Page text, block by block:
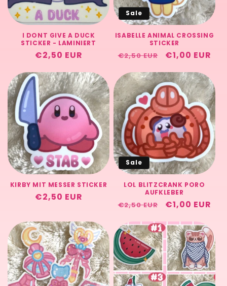
r
I DONT GIVE A DUCK
STICKER - LAMINIERT
Normaler
€2,50 EUR
Sale
ISABELLE ANIMAL CROSSING
STICKER
Normaler
€2,50 EUR €1,00 EUR
KIRBY MIT MESSER STICKER
Normaler
€2,50 EUR
Sale
LOL BLITZCRANK PORO
AUFKLEBER
Normaler
€2,50 EUR €1,00 EUR